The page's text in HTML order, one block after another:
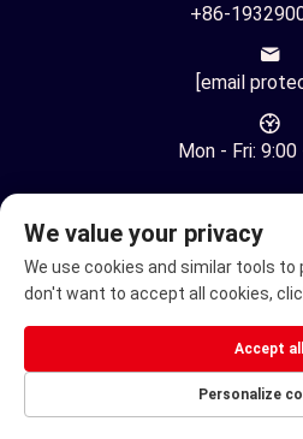
+86-
[email
Mon - Fri:
Co., Ltd. Todos os Direitos
privacidade
Cadeira de rodas elétrica
We value your privacy
We use cookies and similar tools to
don't want to accept all cookies,
Personalize
Accept all